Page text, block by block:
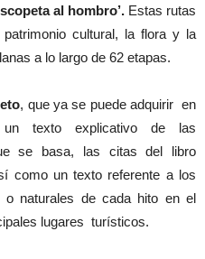
al hombro’. Estas rutas
cultural, la flora y la
a lo largo de 62 etapas.
, que ya se puede adquirir en
texto explicativo de las
se basa, las citas del libro
como un texto referente a los
o naturales de cada hito en el
lugares turísticos.